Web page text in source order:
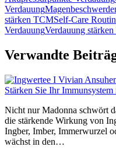
Verdauung
stärken TCMSelf-Care
VerdauungVerdauung
Verwandte
Stärken Sie Ihr
Nicht nur Madonna schwört
die stärkende Wirkung von
Ingber, Imber, Immerwurzel
wächst in den…